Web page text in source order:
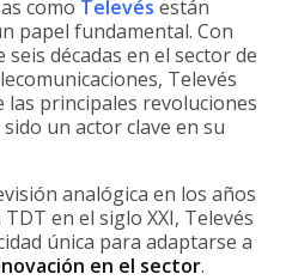
como Televés están
papel fundamental. Con
décadas en el sector de
Televés
principales revoluciones
un actor clave en su
analógica en los años
en el siglo XXI, Televés
única para adaptarse a
en el sector.